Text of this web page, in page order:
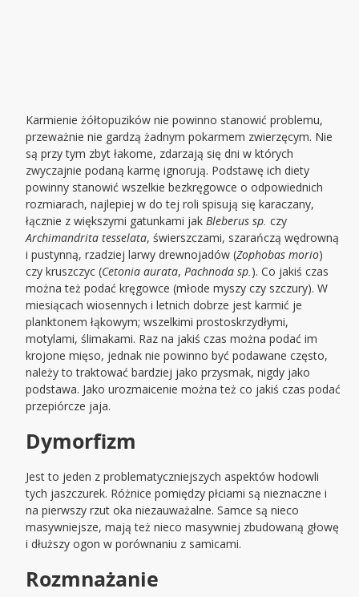
Karmienie żółtopuzików nie powinno stanowić problemu,
przeważnie nie gardzą żadnym pokarmem zwierzęcym. Nie
są przy tym zbyt łakome, zdarzają się dni w których
zwyczajnie podaną karmę ignorują. Podstawę ich diety
powinny stanowić wszelkie bezkręgowce o odpowiednich
rozmiarach, najlepiej w do tej roli spisują się karaczany,
łącznie z większymi gatunkami jakBleberus sp. czy
Archimandrita tesselata, świerszczami, szarańczą wędrowną
i pustynną, rzadziej larwy drewnojadów (Zophobas morio)
czy kruszczyc (Cetonia aurata,Pachnoda sp.). Co jakiś czas
można też podać kręgowce (młode myszy czy szczury). W
miesiącach wiosennych i letnich dobrze jest karmić je
planktonem łąkowym; wszelkimi prostoskrzydłymi,
motylami, ślimakami. Raz na jakiś czas można podać im
krojone mięso, jednak nie powinno być podawane często,
należy to traktować bardziej jako przysmak, nigdy jako
podstawa. Jako urozmaicenie można też co jakiś czas podać
przepiórcze jaja.
Dymorfizm
Jest to jeden z problematyczniejszych aspektów hodowli
tych jaszczurek. Różnice pomiędzy płciami są nieznaczne i
na pierwszy rzut oka niezauważalne. Samce są nieco
masywniejsze, mają też nieco masywniej zbudowaną głowę
i dłuższy ogon w porównaniu z samicami.
Rozmnażanie